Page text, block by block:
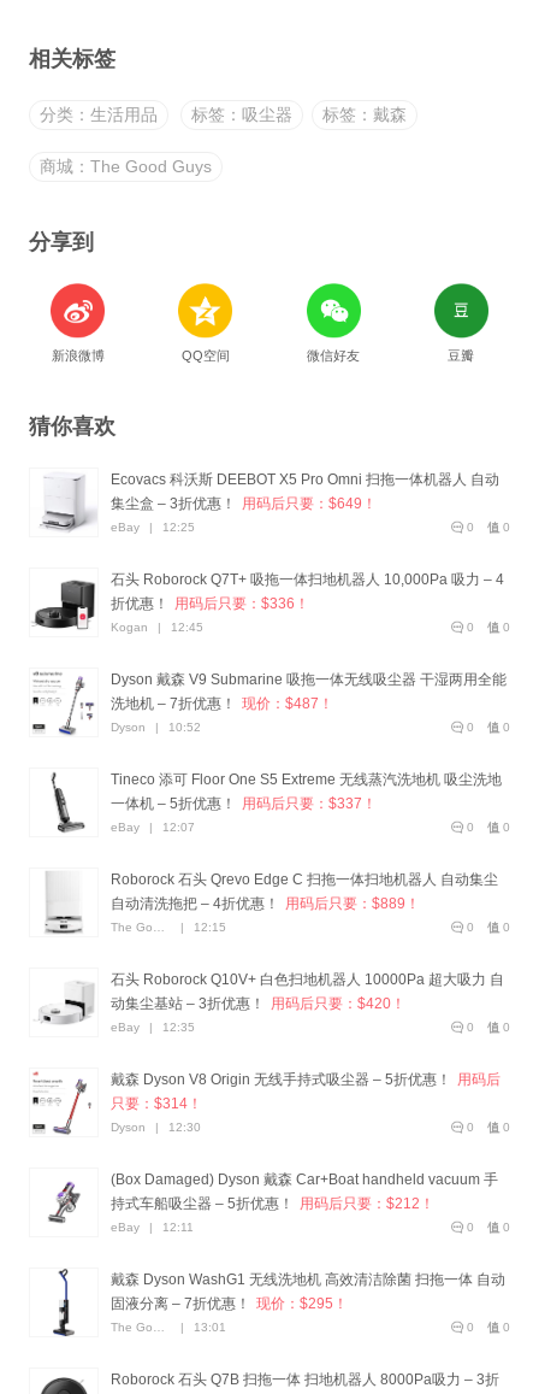
相关标签
分类：生活用品 标签：吸尘器 标签：戴森
商城：The Good Guys
分享到
新浪微博 QQ空间 微信好友 豆瓣
猜你喜欢
Ecovacs 科沃斯 DEEBOT X5 Pro Omni 扫拖一体机器人 自动
集尘盒 – 3折优惠！
用码后只要：$649！
0
0
eBay | 12:25
石头 Roborock Q7T+ 吸拖一体扫地机器人 10,000Pa 吸力 – 4
折优惠！
用码后只要：$336！
0
0
Kogan | 12:45
Dyson 戴森 V9 Submarine 吸拖一体无线吸尘器 干湿两用全能
洗地机 – 7折优惠！
现价：$487！
0
0
Dyson | 10:52
Tineco 添可 Floor One S5 Extreme 无线蒸汽洗地机 吸尘洗地
一体机 – 5折优惠！
用码后只要：$337！
0
0
eBay | 12:07
Roborock 石头 Qrevo Edge C 扫拖一体扫地机器人 自动集尘
自动清洗拖把 – 4折优惠！
用码后只要：$889！
0
0
| 12:15
石头 Roborock Q10V+ 白色扫地机器人 10000Pa 超大吸力 自
动集尘基站 – 3折优惠！
用码后只要：$420！
0
0
eBay | 12:35
戴森 Dyson V8 Origin 无线手持式吸尘器 – 5折优惠！
用码后
只要：$314！
0
0
Dyson | 12:30
(Box Damaged) Dyson 戴森 Car+Boat handheld vacuum 手
持式车船吸尘器 – 5折优惠！
用码后只要：$212！
0
0
eBay | 12:11
戴森 Dyson WashG1 无线洗地机 高效清洁除菌 扫拖一体 自动
固液分离 – 7折优惠！
现价：$295！
0
0
| 13:01
Roborock 石头 Q7B 扫拖一体 扫地机器人 8000Pa吸力 – 3折